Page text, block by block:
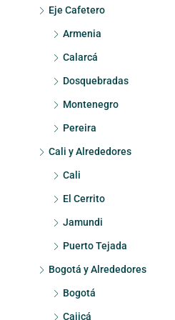
Eje Cafetero
Armenia
Calarcá
Dosquebradas
Montenegro
Pereira
Cali y Alrededores
Cali
El Cerrito
Jamundi
Puerto Tejada
Bogotá y Alrededores
Bogotá
Cajicá